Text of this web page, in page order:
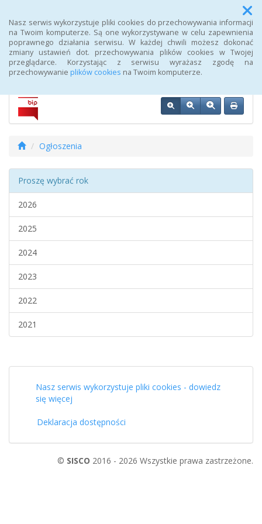
Nasz serwis wykorzystuje pliki cookies do przechowywania informacji
na Twoim komputerze. Są one wykorzystywane w celu zapewnienia
poprawnego działania serwisu. W każdej chwili możesz dokonać
zmiany ustawień dot. przechowywania plików cookies w Twojej
przeglądarce. Korzystając z serwisu wyrażasz zgodę na
przechowywanie plików cookies na Twoim komputerze.
Menu
Biuletyn Informacji Publicznej 107 Szpitala Wojskowego z
Przychodnią SPZOZ w Wałczu
Ogłoszenia
Proszę wybrać rok
2026
2025
2024
2023
2022
2021
Nasz serwis wykorzystuje pliki cookies - dowiedz
się więcej
Deklaracja dostępności
© SISCO 2016 - 2026 Wszystkie prawa zastrzeżone.